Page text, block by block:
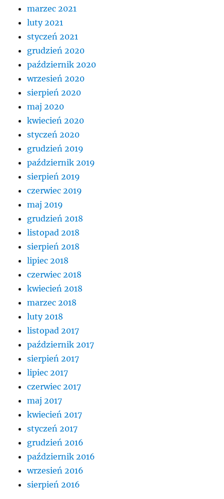
marzec 2021
luty 2021
styczeń 2021
grudzień 2020
październik 2020
wrzesień 2020
sierpień 2020
maj 2020
kwiecień 2020
styczeń 2020
grudzień 2019
październik 2019
sierpień 2019
czerwiec 2019
maj 2019
grudzień 2018
listopad 2018
sierpień 2018
lipiec 2018
czerwiec 2018
kwiecień 2018
marzec 2018
luty 2018
listopad 2017
październik 2017
sierpień 2017
lipiec 2017
czerwiec 2017
maj 2017
kwiecień 2017
styczeń 2017
grudzień 2016
październik 2016
wrzesień 2016
sierpień 2016